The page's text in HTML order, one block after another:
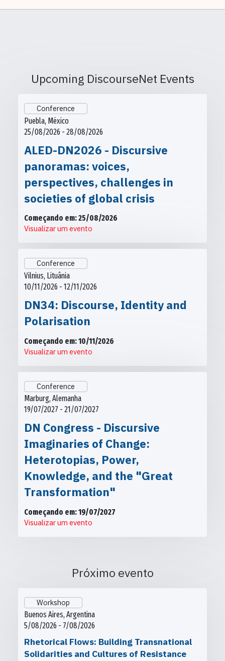
Upcoming DiscourseNet Events
Conference
Puebla, México
25/08/2026 - 28/08/2026
ALED-DN2026 - Discursive
panoramas: voices,
perspectives, challenges in
societies of global crisis
Começando em: 25/08/2026
Visualizar um evento
Conference
Vilnius, Lituânia
10/11/2026 - 12/11/2026
DN34: Discourse, Identity and
Polarisation
Começando em: 10/11/2026
Visualizar um evento
Conference
Marburg, Alemanha
19/07/2027 - 21/07/2027
DN Congress - Discursive
Imaginaries of Change:
Heterotopias, Power,
Knowledge, and the "Great
Transformation"
Começando em: 19/07/2027
Visualizar um evento
Próximo evento
Workshop
Buenos Aires, Argentina
5/08/2026 - 7/08/2026
Rhetorical Flows: Building Transnational
Solidarities and Cultures of Resistance